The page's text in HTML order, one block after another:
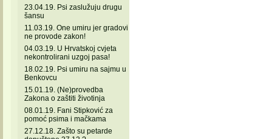
23.04.19. Psi zaslužuju drugu
šansu
11.03.19. One umiru jer gradovi
ne provode zakon!
04.03.19. U Hrvatskoj cvjeta
nekontrolirani uzgoj pasa!
18.02.19. Psi umiru na sajmu u
Benkovcu
15.01.19. (Ne)provedba
Zakona o zaštiti životinja
08.01.19. Fani Stipković za
pomoć psima i mačkama
27.12.18. Zašto su petarde